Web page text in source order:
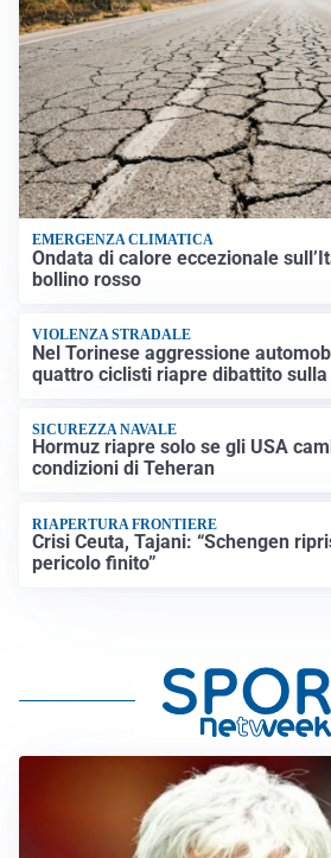
EMERGENZA CLIMATICA
Ondata di calore eccezionale
bollino rosso
VIOLENZA STRADALE
Nel Torinese aggressione
quattro ciclisti riapre dibattito sulla
SICUREZZA NAVALE
Hormuz riapre solo se gli USA
condizioni di Teheran
RIAPERTURA FRONTIERE
Crisi Ceuta, Tajani: “Schengen
pericolo finito”